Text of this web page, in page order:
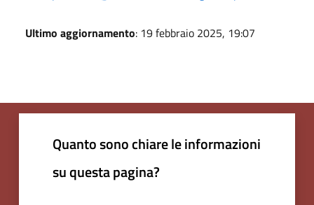
Ultimo aggiornamento: 19 febbraio 2025, 19:07
Quanto sono chiare le informazioni
su questa pagina?